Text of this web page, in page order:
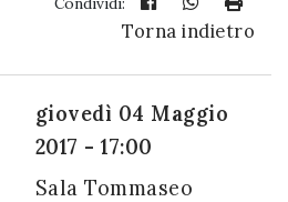
Torna indietro
giovedì 04 Maggio
2017 - 17:00
Sala Tommaseo